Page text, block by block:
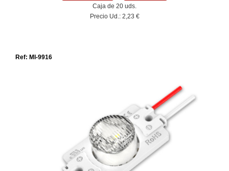
Caja de 20 uds.
Precio Ud.: 2,23 €
Ref: MI-9916